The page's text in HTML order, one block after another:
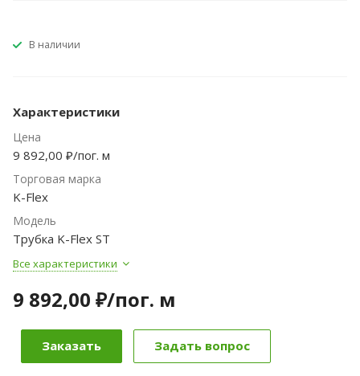
В наличии
Характеристики
Цена
9 892,00 ₽/пог. м
Торговая марка
K-Flex
Модель
Трубка K-Flex ST
Все характеристики
9 892,00 ₽/пог. м
Заказать Задать вопрос